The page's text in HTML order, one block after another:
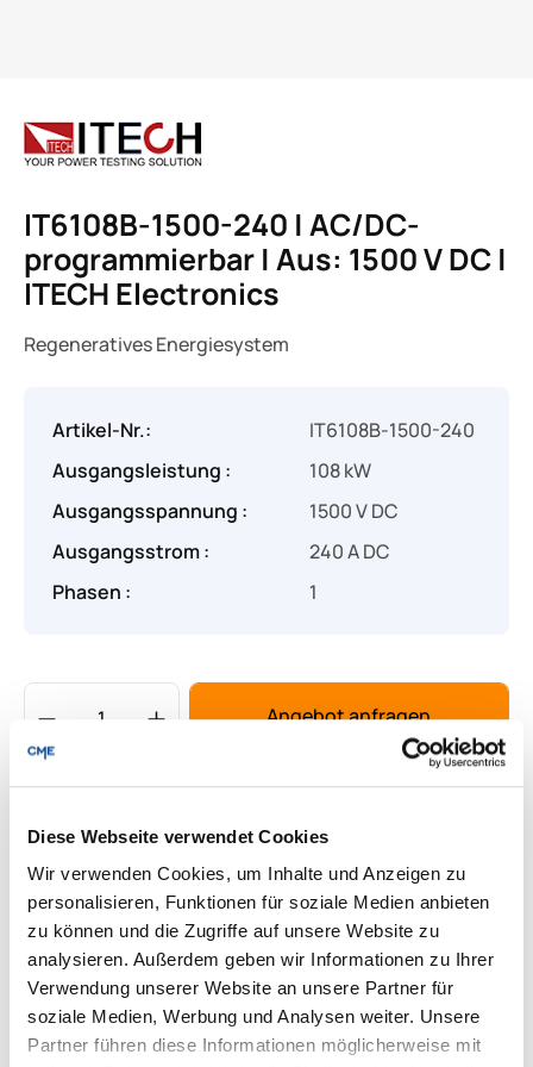
Diese Webseite verwendet Cookies
Wir verwenden Cookies, um Inhalte und Anzeigen zu
personalisieren, Funktionen für soziale Medien anbieten
zu können und die Zugriffe auf unsere Website zu
analysieren. Außerdem geben wir Informationen zu Ihrer
Verwendung unserer Website an unsere Partner für
soziale Medien, Werbung und Analysen weiter. Unsere
Partner führen diese Informationen möglicherweise mit
IT6108B-1500-240 | AC/DC-
programmierbar | Aus: 1500 V DC |
ITECH Electronics
Regeneratives Energiesystem
Per E-mail versenden
Artikel-Nr.:
IT6108B-1500-240
Ausgangsleistung :
108 kW
Ausgangsspannung :
1500 V DC
Ausgangsstrom :
240 A DC
Phasen :
1
Produkt Anzahl: Gib den gewünschten
Angebot anfragen
Downloads zum Produkt
Fragen zum Produkt